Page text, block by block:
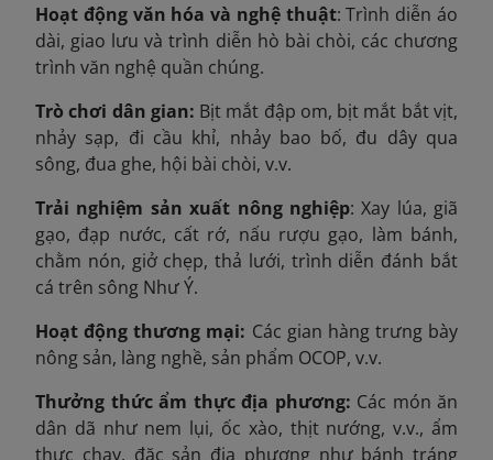
Hoạt động văn hóa và nghệ thuật: Trình diễn áo
dài, giao lưu và trình diễn hò bài chòi, các chương
trình văn nghệ quần chúng.
Trò chơi dân gian: Bịt mắt đập om, bịt mắt bắt vịt,
nhảy sạp, đi cầu khỉ, nhảy bao bố, đu dây qua
sông, đua ghe, hội bài chòi, v.v.
Trải nghiệm sản xuất nông nghiệp: Xay lúa, giã
gạo, đạp nước, cất rớ, nấu rượu gạo, làm bánh,
chằm nón, giở chẹp, thả lưới, trình diễn đánh bắt
cá trên sông Như Ý.
Hoạt động thương mại: Các gian hàng trưng bày
nông sản, làng nghề, sản phẩm OCOP, v.v.
Thưởng thức ẩm thực địa phương: Các món ăn
dân dã như nem lụi, ốc xào, thịt nướng, v.v., ẩm
thực chay, đặc sản địa phương như bánh tráng